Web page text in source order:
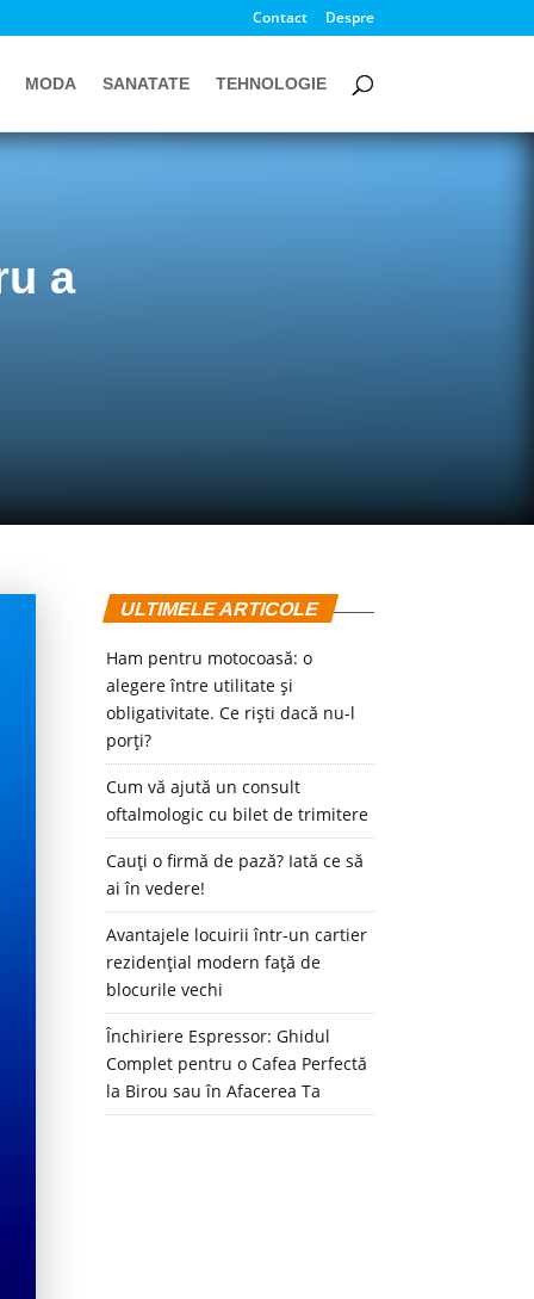
Contact Despre
MODA SANATATE TEHNOLOGIE
a
ULTIMELE ARTICOLE
Ham pentru motocoasă: o
alegere între utilitate și
obligativitate. Ce riști dacă nu-l
porți?
Cum vă ajută un consult
oftalmologic cu bilet de trimitere
Cauți o firmă de pază? Iată ce să
ai în vedere!
Avantajele locuirii într-un cartier
rezidențial modern față de
blocurile vechi
Închiriere Espressor: Ghidul
Complet pentru o Cafea Perfectă
la Birou sau în Afacerea Ta